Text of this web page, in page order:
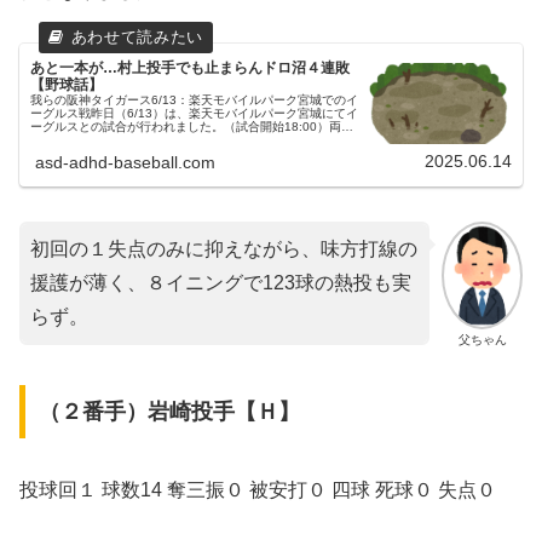
あと一本が…村上投手でも止まらんドロ沼４連敗
【野球話】
我らの阪神タイガース6/13：楽天モバイルパーク宮城でのイ
ーグルス戦昨日（6/13）は、楽天モバイルパーク宮城にてイ
ーグルスとの試合が行われました。（試合開始18:00）両チ
asd-adhd-baseball.com 2025.06.14
父ちゃん
初回の１失点のみに抑えながら、味方打線の
援護が薄く、８イニングで123球の熱投も実
らず。
（２番手）岩崎投手【Ｈ】
投球回１ 球数14 奪三振０ 被安打０ 四球 死球０ 失点０